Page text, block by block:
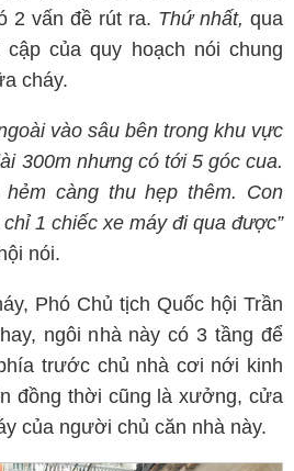
2 vấn đề rút ra. Thứ nhất, qua
của quy hoạch nói chung
cháy.
vào sâu bên trong khu vực
300m nhưng có tới 5 góc cua.
càng thu hẹp thêm. Con
1 chiếc xe máy đi qua được”
nói.
Phó Chủ tịch Quốc hội Trần
ngôi nhà này có 3 tầng để
trước chủ nhà cơi nới kinh
đồng thời cũng là xưởng, cửa
của người chủ căn nhà này.